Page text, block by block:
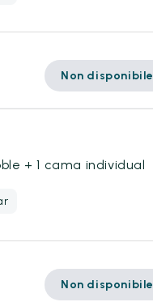
Non disponibile
+ 1 cama individual
Non disponibile